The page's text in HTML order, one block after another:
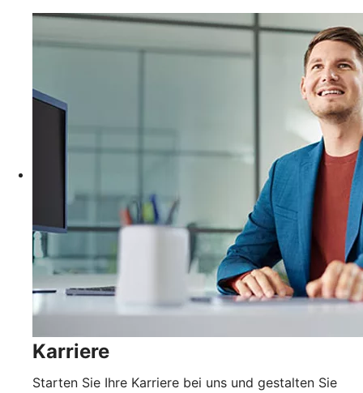
Karriere
Starten Sie Ihre Karriere bei uns und gestalten Sie